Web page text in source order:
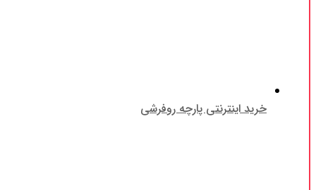
خرید اینترنتی پارچه روفرشی